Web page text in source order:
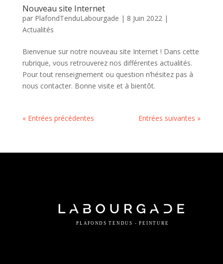
Nouveau site Internet
par PlafondTenduLabourgade | 8 Juin 2022|
Actualités
Bienvenue sur notre nouveau site Internet ! Dans cette
rubrique, vous retrouverez nos différentes actualités.
Pour tout renseignement ou question n’hésitez pas à
nous contacter. Bonne visite et à bientôt.
« Entrées précédentes Entrées suivantes »